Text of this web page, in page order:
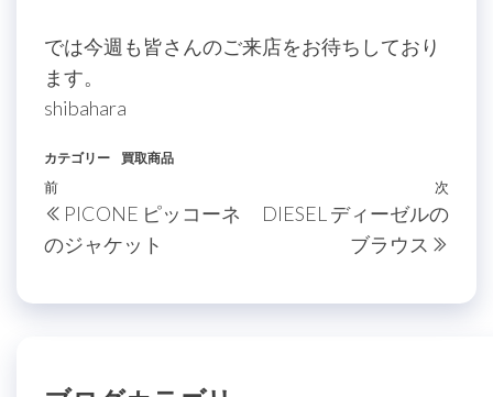
では今週も皆さんのご来店をお待ちしており
ます。
shibahara
カテゴリー 買取商品
投
稿
ナ
ビ
過
去
の
前
PICONE ピッコーネ
のジャケット
次
の
次
DIESEL ディーゼルの
ブラウス